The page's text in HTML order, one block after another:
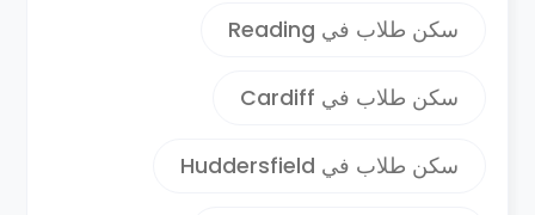
سكن طلاب في Reading
سكن طلاب في Cardiff
سكن طلاب في Huddersfield